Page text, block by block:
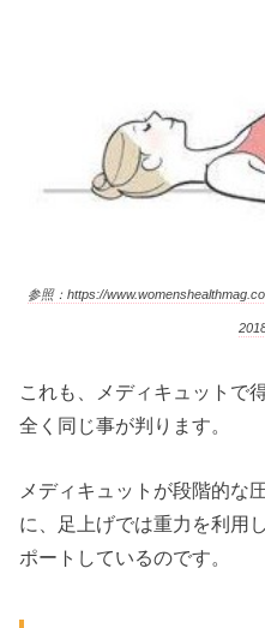
参照：https://
これも、メディキュットで
全く同じ事が判ります。
メディキュットが段階的な
に、足上げでは重力を利用
ポートしているのです。